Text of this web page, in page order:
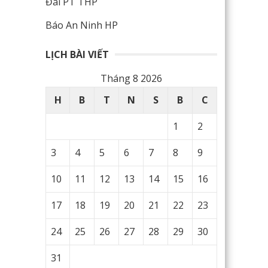
Báo An Ninh HP
LỊCH BÀI VIẾT
Tháng 8 2026
H
B T N S B
C
1
2
3
4 5 6 7 8
9
10
11 12 13 14 15
16
17
18 19 20 21 22
23
24
25 26 27 28 29
30
31